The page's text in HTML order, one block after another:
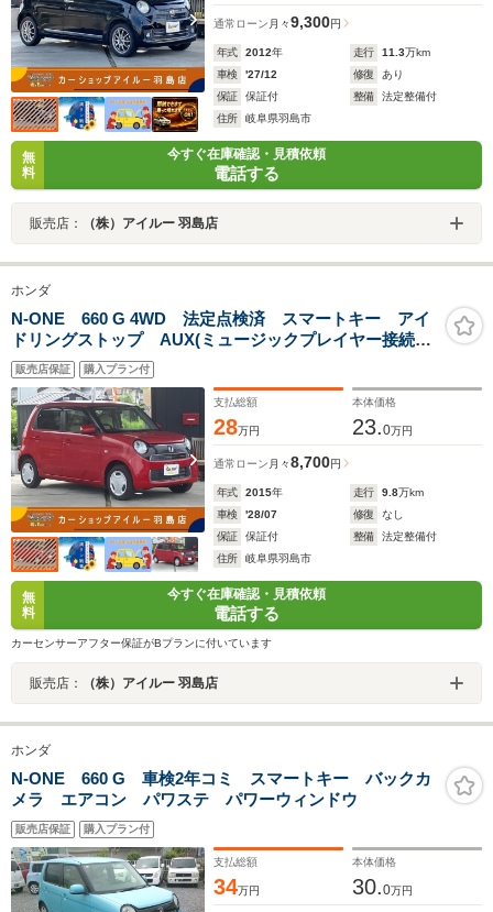
通常ローン 月々9,300円
年式 2012年 走行 11.3万km
車検
'27/12 修復
あり
保証
保証付 整備
法定整備付
住所
岐阜県羽島市
無
料
今すぐ在庫確認・見積依頼
電話する
販売店： （株）アイルー 羽島店
ホンダ
N-ONE 660 G 4WD 法定点検済 スマートキー アイ
ドリングストップ AUX(ミュージックプレイヤー接続
可) シートヒーター ベンチシート CVT 盗難防止シ
ステム ABS ESC チップアップシート
販売店保証 購入プラン付
支払総額
28万円
本体価格
23.0万円
通常ローン 月々8,700円
年式 2015年 走行 9.8万km
車検
'28/07 修復
なし
保証
保証付 整備
法定整備付
住所
岐阜県羽島市
無
料
今すぐ在庫確認・見積依頼
電話する
カーセンサーアフター保証がBプランに付いています
販売店： （株）アイルー 羽島店
ホンダ
N-ONE 660 G 車検2年コミ スマートキー バックカ
メラ エアコン パワステ パワーウィンドウ
販売店保証 購入プラン付
支払総額
34万円
本体価格
30.0万円